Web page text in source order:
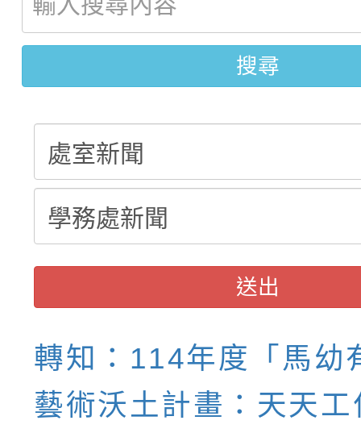
表
敬師藝文競賽』實施計
【甄選結果(第11招)】
學年度第1學期第7次
結果(第11招)
【甄選結果(第3招)】
學年度第1學期第9次代
結果(第3招)
搜尋
送出
轉知：114年度「馬幼
藝術沃土計畫：天天工